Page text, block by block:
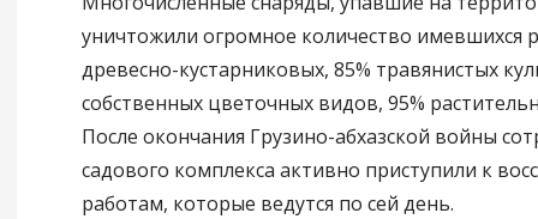
уничтожили огромное количество имевшихся
древесно-кустарниковых, 85% травянистых
собственных цветочных видов, 95%
После окончания Грузино-абхазской войны
садового комплекса активно приступили к
работам, которые ведутся по сей день.